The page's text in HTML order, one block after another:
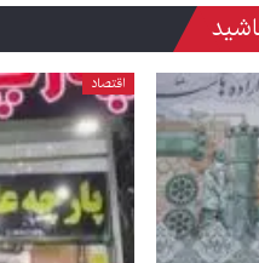
اقتصاد